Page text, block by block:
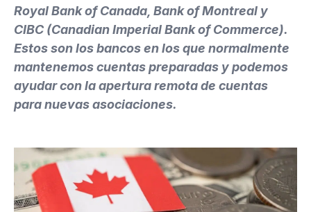
Royal Bank of Canada, Bank of Montreal y
CIBC (Canadian Imperial Bank of Commerce).
Estos son los bancos en los que normalmente
mantenemos cuentas preparadas y podemos
ayudar con la apertura remota de cuentas
para nuevas asociaciones.